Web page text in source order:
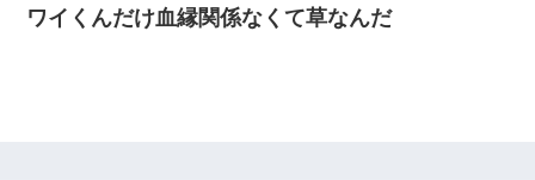
ワイくんだけ血縁関係なくて草なんだ